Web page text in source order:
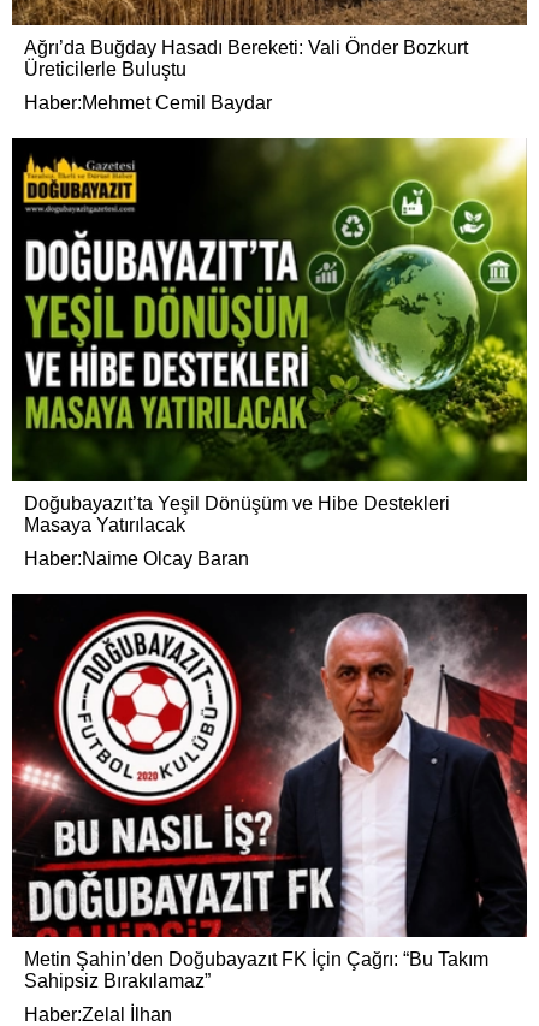
Ağrı’da Buğday Hasadı Bereketi: Vali Önder Bozkurt
Üreticilerle Buluştu
Haber:Mehmet Cemil Baydar
Doğubayazıt’ta Yeşil Dönüşüm ve Hibe Destekleri
Masaya Yatırılacak
Haber:Naime Olcay Baran
Metin Şahin’den Doğubayazıt FK İçin Çağrı: “Bu Takım
Sahipsiz Bırakılamaz”
Haber:Zelal İlhan